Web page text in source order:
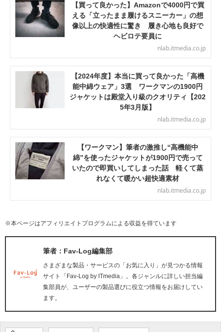
【買って良かった】Amazonで4000円で買
える「立ったまま履けるスニーカー」の想
像以上の快適性に驚き 履き心地も良好で
ヘビロテ要員に
nlab.itmedia.co.jp
【2024年度】本当に買って良かった「高機
能中綿ウェア」3選 ワークマンの1900円
ジャケットは殿堂入り級のクオリティ【202
5年3月版】
nlab.itmedia.co.jp
【ワークマン】筆者の激推し“高機能中
綿”を使ったジャケットが1900円で売って
いたので即買いしてしまった話 軽くて蒸
れなくて暖かい超快適素材
nlab.itmedia.co.jp
※本ページはアフィリエイトプログラムによる収益を得ています
筆者：Fav-Log編集部
さまざまな製品・サービスの「お気に入り」が見つかる情報
サイト「Fav-Log by ITmedia」。各ジャンルに詳しい担当編
集部員が、ユーザーの製品選びに役立つ情報をお届けしてい
ます。